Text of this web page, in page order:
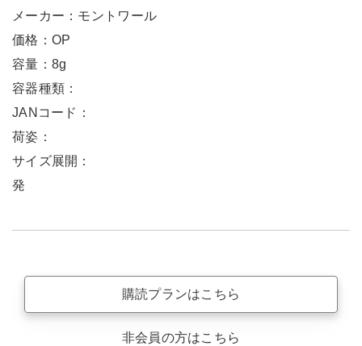
メーカー：モントワール
価格：OP
容量：8g
容器種類：
JANコード：
荷姿：
サイズ展開：
発
購読プランはこちら
非会員の方はこちら